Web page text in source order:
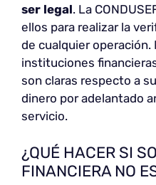
ser legal. La
ellos para realizar la
de cualquier operación.
instituciones
son claras respecto a
dinero por adelantado
servicio.
¿QUÉ HACER SI
FINANCIERA NO